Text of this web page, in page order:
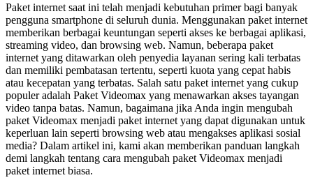
Paket internet saat ini telah menjadi kebutuhan primer bagi banyak
pengguna smartphone di seluruh dunia. Menggunakan paket internet
memberikan berbagai keuntungan seperti akses ke berbagai aplikasi,
streaming video, dan browsing web. Namun, beberapa paket
internet yang ditawarkan oleh penyedia layanan sering kali terbatas
dan memiliki pembatasan tertentu, seperti kuota yang cepat habis
atau kecepatan yang terbatas. Salah satu paket internet yang cukup
populer adalah Paket Videomax yang menawarkan akses tayangan
video tanpa batas. Namun, bagaimana jika Anda ingin mengubah
paket Videomax menjadi paket internet yang dapat digunakan untuk
keperluan lain seperti browsing web atau mengakses aplikasi sosial
media? Dalam artikel ini, kami akan memberikan panduan langkah
demi langkah tentang cara mengubah paket Videomax menjadi
paket internet biasa.